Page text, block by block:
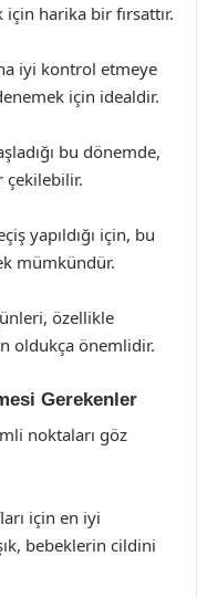
harika bir fırsattır.
iyi kontrol etmeye
için idealdir.
bu dönemde,
çekilebilir.
yapıldığı için, bu
mümkündür.
özellikle
oldukça önemlidir.
Gerekenler
noktaları göz
için en iyi
bebeklerin cildini